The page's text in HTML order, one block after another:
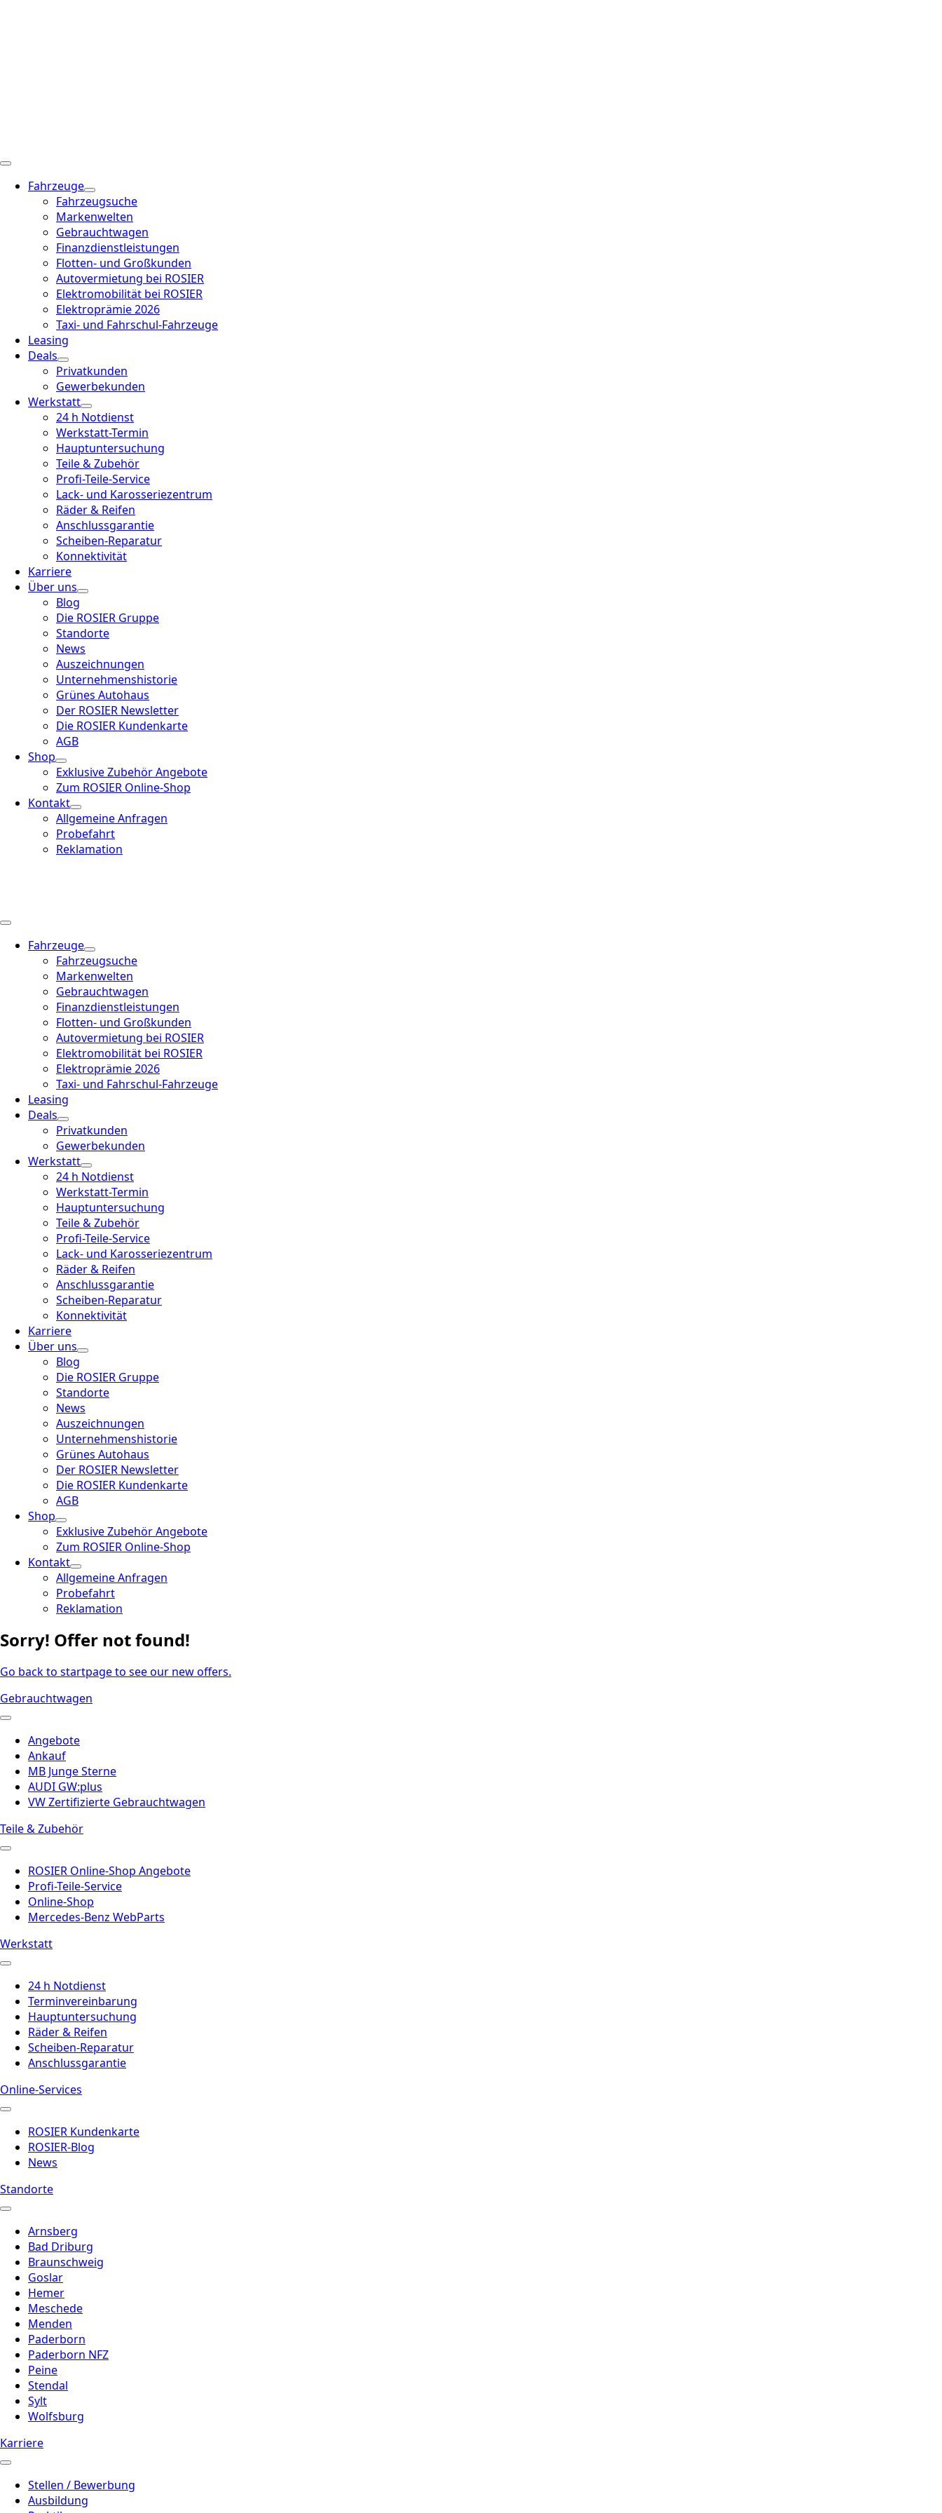
Fahrzeuge
Fahrzeugsuche
Markenwelten
Gebrauchtwagen
Finanzdienstleistungen
Flotten- und Großkunden
Autovermietung bei ROSIER
Elektromobilität bei ROSIER
Elektroprämie 2026
Taxi- und Fahrschul-Fahrzeuge
Leasing
Deals
Privatkunden
Gewerbekunden
Werkstatt
24 h Notdienst
Werkstatt-Termin
Hauptuntersuchung
Teile & Zubehör
Profi-Teile-Service
Lack- und Karosseriezentrum
Räder & Reifen
Anschlussgarantie
Scheiben-Reparatur
Konnektivität
Karriere
Über uns
Blog
Die ROSIER Gruppe
Standorte
News
Auszeichnungen
Unternehmenshistorie
Grünes Autohaus
Der ROSIER Newsletter
Die ROSIER Kundenkarte
AGB
Shop
Exklusive Zubehör Angebote
Zum ROSIER Online-Shop
Kontakt
Allgemeine Anfragen
Probefahrt
Reklamation
Fahrzeuge
Fahrzeugsuche
Markenwelten
Gebrauchtwagen
Finanzdienstleistungen
Flotten- und Großkunden
Autovermietung bei ROSIER
Elektromobilität bei ROSIER
Elektroprämie 2026
Taxi- und Fahrschul-Fahrzeuge
Leasing
Deals
Privatkunden
Gewerbekunden
Werkstatt
24 h Notdienst
Werkstatt-Termin
Hauptuntersuchung
Teile & Zubehör
Profi-Teile-Service
Lack- und Karosseriezentrum
Räder & Reifen
Anschlussgarantie
Scheiben-Reparatur
Konnektivität
Karriere
Über uns
Blog
Die ROSIER Gruppe
Standorte
News
Auszeichnungen
Unternehmenshistorie
Grünes Autohaus
Der ROSIER Newsletter
Die ROSIER Kundenkarte
AGB
Shop
Exklusive Zubehör Angebote
Zum ROSIER Online-Shop
Kontakt
Allgemeine Anfragen
Probefahrt
Reklamation
Sorry! Offer not found!
Go back to startpage to see our new offers.
Gebrauchtwagen
Angebote
Ankauf
MB Junge Sterne
AUDI GW:plus
VW Zertifizierte Gebrauchtwagen
Teile & Zubehör
ROSIER Online-Shop Angebote
Profi-Teile-Service
Online-Shop
Mercedes-Benz WebParts
Werkstatt
24 h Notdienst
Terminvereinbarung
Hauptuntersuchung
Räder & Reifen
Scheiben-Reparatur
Anschlussgarantie
Online-Services
ROSIER Kundenkarte
ROSIER-Blog
News
Standorte
Arnsberg
Bad Driburg
Braunschweig
Goslar
Hemer
Meschede
Menden
Paderborn
Paderborn NFZ
Peine
Stendal
Sylt
Wolfsburg
Karriere
Stellen / Bewerbung
Ausbildung